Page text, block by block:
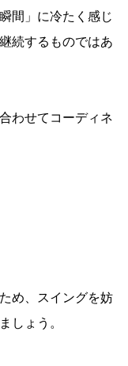
間」に冷たく感じ
続するものではあ
わせてコーディネ
め、スイングを妨
しょう。